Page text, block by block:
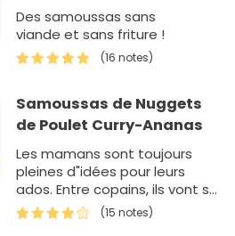
Des samoussas sans
viande et sans friture !
(16 notes)
Samoussas de Nuggets
de Poulet Curry-Ananas
Les mamans sont toujours
pleines d"idées pour leurs
ados. Entre copains, ils vont se
régaler d"une recette qui
accommode les Nuggets de
(15 notes)